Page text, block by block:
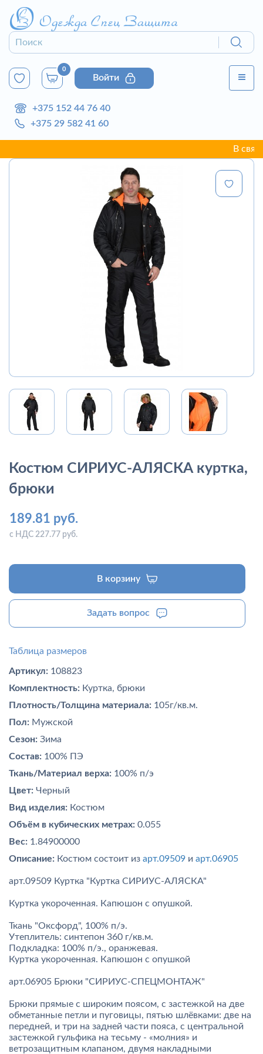
0
Войти
+375 152 44 76 40
+375 29 582 41 60
В связи с
Костюм СИРИУС-АЛЯСКА куртка,
брюки
189.81 руб.
с НДС 227.77 руб.
В корзину
Задать вопрос
Таблица размеров
Артикул: 108823
Комплектность: Куртка, брюки
Плотность/Толщина материала: 105г/кв.м.
Пол: Мужской
Сезон: Зима
Состав: 100% ПЭ
Ткань/Материал верха: 100% п/э
Цвет: Черный
Вид изделия: Костюм
Объём в кубических метрах: 0.055
Вес: 1.84900000
Описание: Костюм состоит из арт.09509 и арт.06905
арт.09509 Куртка "Куртка СИРИУС-АЛЯСКА"
Куртка укороченная. Капюшон с опушкой.
Ткань "Оксфорд", 100% п/э.
Утеплитель: синтепон 360 г/кв.м.
Подкладка: 100% п/э., оранжевая.
Куртка укороченная. Капюшон с опушкой
арт.06905 Брюки "СИРИУС-СПЕЦМОНТАЖ"
Брюки прямые с широким поясом, с застежкой на две
обметанные петли и пуговицы, пятью шлёвками: две на
передней, и три на задней части пояса, с центральной
застежкой гульфика на тесьму - «молния» и
ветрозащитным клапаном, двумя накладными